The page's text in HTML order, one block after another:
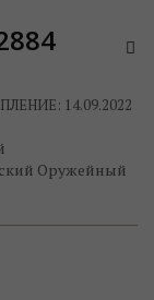
14.09.2022
Оружейный